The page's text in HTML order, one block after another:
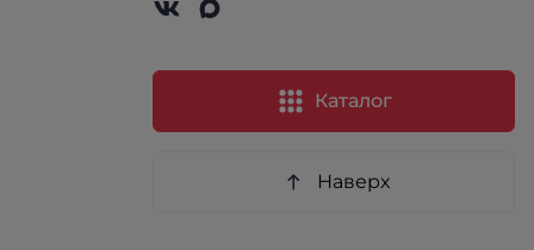
Каталог
Наверх